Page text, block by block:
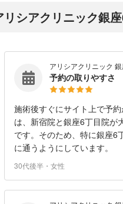
リシアクリニック銀
アリシアクリニック
予約の取りやすさ
施術後すぐにサイト上で予
は、新宿院と銀座6丁目院が
です。そのため、特に銀座6
に通うようにしています。
30代後半・女性